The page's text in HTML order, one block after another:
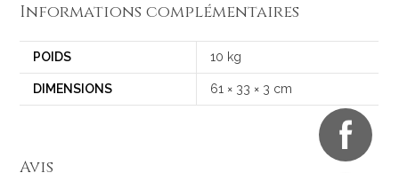
Informations complémentaires
POIDS 10 kg
DIMENSIONS 61 × 33 × 3 cm
Avis